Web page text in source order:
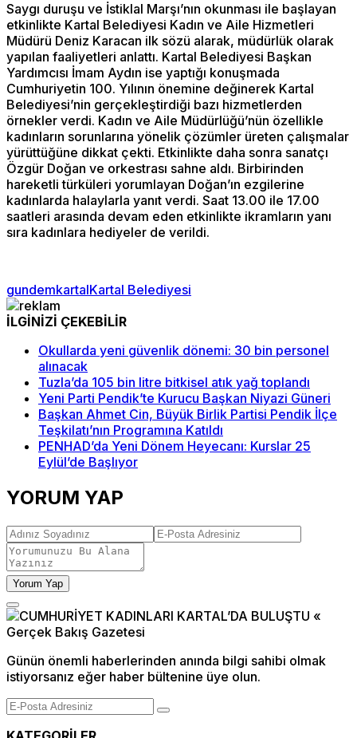
Saygı duruşu ve İstiklal Marşı’nın okunması ile başlayan
etkinlikte Kartal Belediyesi Kadın ve Aile Hizmetleri
Müdürü Deniz Karacan ilk sözü alarak, müdürlük olarak
yapılan faaliyetleri anlattı. Kartal Belediyesi Başkan
Yardımcısı İmam Aydın ise yaptığı konuşmada
Cumhuriyetin 100. Yılının önemine değinerek Kartal
Belediyesi’nin gerçekleştirdiği bazı hizmetlerden
örnekler verdi. Kadın ve Aile Müdürlüğü’nün özellikle
kadınların sorunlarına yönelik çözümler üreten çalışmalar
yürüttüğüne dikkat çekti. Etkinlikte daha sonra sanatçı
Özgür Doğan ve orkestrası sahne aldı. Birbirinden
hareketli türküleri yorumlayan Doğan’ın ezgilerine
kadınlarda halaylarla yanıt verdi. Saat 13.00 ile 17.00
saatleri arasında devam eden etkinlikte ikramların yanı
sıra kadınlara hediyeler de verildi.
gundemkartalKartal Belediyesi
İLGİNİZİ ÇEKEBİLİR
Okullarda yeni güvenlik dönemi: 30 bin personel
alınacak
Tuzla’da 105 bin litre bitkisel atık yağ toplandı
Yeni Parti Pendik’te Kurucu Başkan Niyazi Güneri
Başkan Ahmet Cin, Büyük Birlik Partisi Pendik İlçe
Teşkilatı’nın Programına Katıldı
PENHAD’da Yeni Dönem Heyecanı: Kurslar 25
Eylül’de Başlıyor
YORUM YAP
Yorum Yap
Günün önemli haberlerinden anında bilgi sahibi olmak
istiyorsanız eğer haber bültenine üye olun.